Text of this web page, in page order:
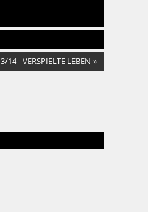
3/14 - VERSPIELTE LEBEN »